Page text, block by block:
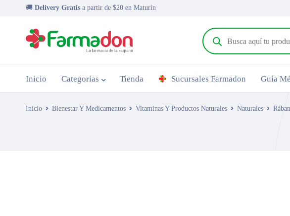
🚚 Delivery Gratis a partir de $20 en Maturín
Inicio Categorías Tienda Sucursales Farmadon Guía
Inicio Bienestar Y Medicamentos Vitaminas Y Productos Naturales Naturales